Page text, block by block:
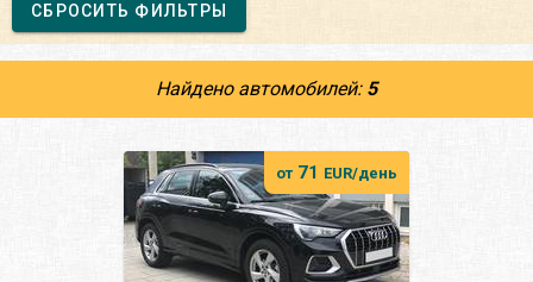
СБРОСИТЬ ФИЛЬТРЫ
Найдено автомобилей: 5
от 71 EUR/день